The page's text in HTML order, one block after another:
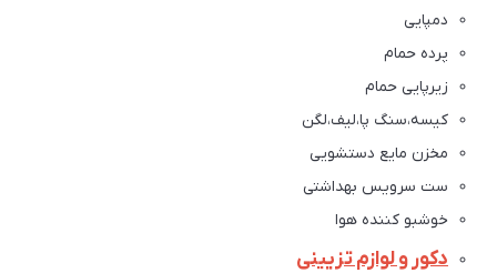
دمپایی
پرده حمام
زیرپایی حمام
کیسه،سنگ پا،لیف،لگن
مخزن مایع دستشویی
ست سرویس بهداشتی
خوشبو کننده هوا
دکور و لوازم تزیینی